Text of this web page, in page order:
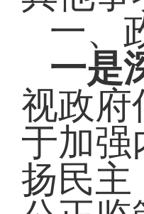
一、
一是
视政府
于加强
扬民主